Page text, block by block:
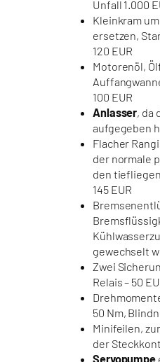
Unfall 1.000
Kleinkram
ersetzen,
120 EUR
Motorenöl,
100 EUR
Anlasser, da
aufgegeben
Flacher
der normale
den
145 EUR
gewechselt
Zwei
Relais – 50
50 Nm,
Minifeilen,
der
Servopumpe